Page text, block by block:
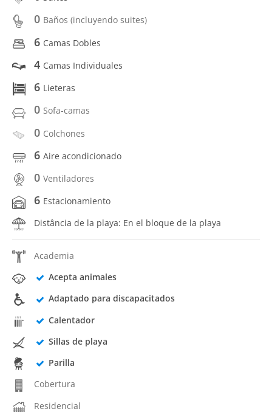
0 Baños (incluyendo suites)
6 Camas Dobles
4 Camas Individuales
6 Lieteras
0 Sofa-camas
0 Colchones
6 Aire acondicionado
0 Ventiladores
6 Estacionamiento
Distância de la playa: En el bloque de la playa
Academia
Acepta animales
Adaptado para discapacitados
Calentador
Sillas de playa
Parilla
Cobertura
Residencial